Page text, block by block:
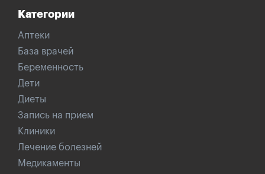
Категории
Аптеки
База врачей
Беременность
Дети
Диеты
Запись на прием
Клиники
Лечение болезней
Медикаменты